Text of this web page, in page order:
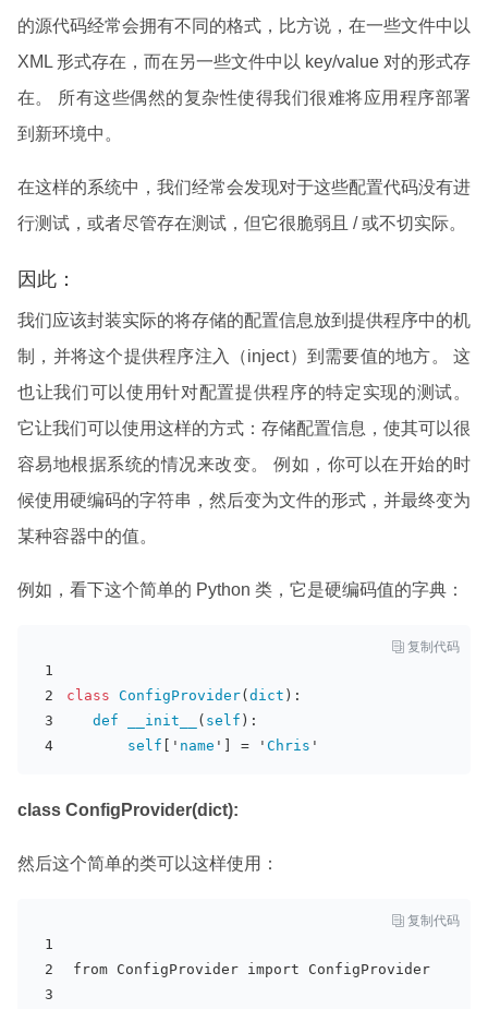
的源代码经常会拥有不同的格式，比方说，在一些文件中以
XML 形式存在，而在另一些文件中以 key/value 对的形式存
在。 所有这些偶然的复杂性使得我们很难将应用程序部署
到新环境中。
在这样的系统中，我们经常会发现对于这些配置代码没有进
行测试，或者尽管存在测试，但它很脆弱且 / 或不切实际。
因此：
我们应该封装实际的将存储的配置信息放到提供程序中的机
制，并将这个提供程序注入（inject）到需要值的地方。 这
也让我们可以使用针对配置提供程序的特定实现的测试。
它让我们可以使用这样的方式：存储配置信息，使其可以很
容易地根据系统的情况来改变。 例如，你可以在开始的时
候使用硬编码的字符串，然后变为文件的形式，并最终变为
某种容器中的值。
例如，看下这个简单的 Python 类，它是硬编码值的字典：
 复制代码
class ConfigProvider( dict ):
def
__init__ ( self ):
self [' name '] = ' Chris '
class ConfigProvider(dict):
然后这个简单的类可以这样使用：
 复制代码
from ConfigProvider import ConfigProvider